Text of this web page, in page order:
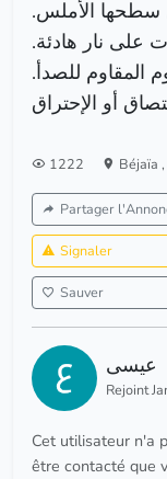
سطحها الأملس.
على نار هادئة.
المقاوم للصدأ.
1222 Béjaïa ,
Partager
Signaler
Sauver
عيسى
Rejoint
Cet utilisateur n'a
être contacté que